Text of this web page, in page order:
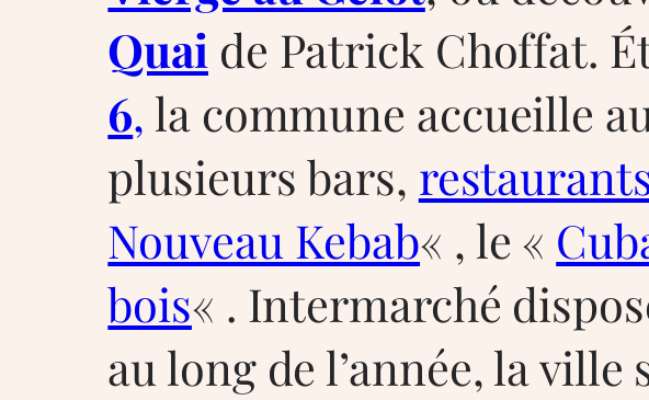
Quai de Patrick Choffat.
6, la commune accueille
plusieurs bars,
Nouveau Kebab« , le «
bois« . Intermarché
au long de l’année, la ville